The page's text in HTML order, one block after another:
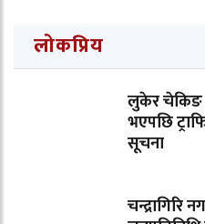
लोकप्रिय
लुकेर चेकिङ
भएपछि
सूचना